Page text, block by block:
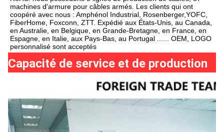
machines d'armure pour câbles armés. Les clients qui ont
coopéré avec nous : Amphénol Industrial, Rosenberger,YOFC,
FiberHome, Foxconn, ZTT. Expédié aux États-Unis, au Canada,
en Australie, en Belgique, en Grande-Bretagne, en France, en
Espagne, en Italie, aux Pays-Bas, au Portugal ...... OEM, LOGO
personnalisé sont acceptés
Capacité de service et de production